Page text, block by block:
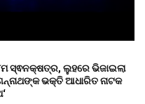
ସ୍ଵନକ୍ଷତ୍ର, ଲୁହରେ ଭିଜାଇଲା
ଭକ୍ତି ଆଧାରିତ ନାଟକ